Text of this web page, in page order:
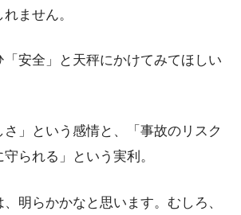
ません。
「安全」と天秤にかけてみてほしい
」という感情と、「事故のリスク
られる」という実利。
明らかかなと思います。むしろ、